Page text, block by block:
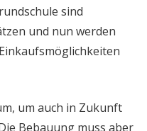
sind
und nun werden
um auch in Zukunft
Bebauung muss aber